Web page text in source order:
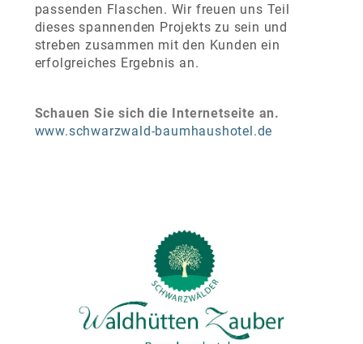
passenden Flaschen. Wir freuen uns Teil
dieses spannenden Projekts zu sein und
streben zusammen mit den Kunden ein
erfolgreiches Ergebnis an.
Schauen Sie sich die Internetseite an.
www.schwarzwald-baumhaushotel.de